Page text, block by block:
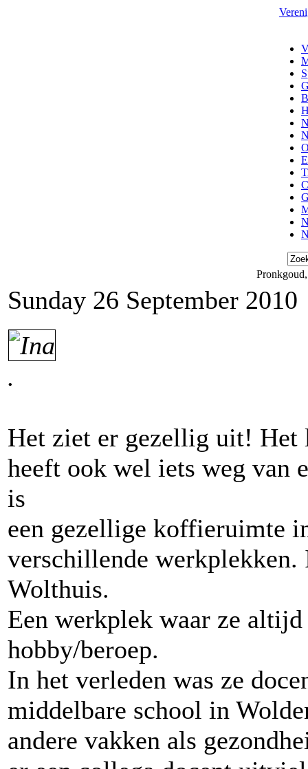
Sunday 26 September 2010
.
Het ziet er gezellig uit! Het
heeft ook wel iets weg van
is
een gezellige koffieruimte
verschillende
Wolthuis.
Een werkplek waar ze
hobby/beroep.
In het verleden was ze
middelbare school in
andere vakken als